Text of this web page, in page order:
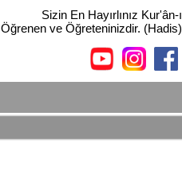
Sizin En Hayırlınız Kur'ân-ı
Öğrenen ve Öğreteninizdir. (Hadis)